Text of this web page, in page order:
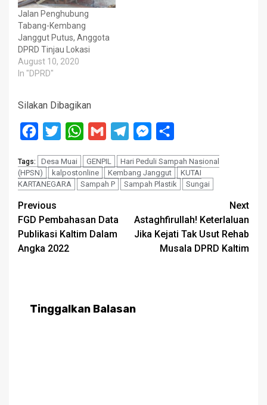
Jalan Penghubung
Tabang-Kembang
Janggut Putus, Anggota
DPRD Tinjau Lokasi
August 10, 2020
In "DPRD"
Silakan Dibagikan
Facebook
Twitter WhatsApp
Gmail TelegramMessenger
Tags: Desa Muai GENPIL
Hari Peduli Sampah Nasional
(HPSN)
kalpostonline Kembang Janggut
KUTAI
KARTANEGARA
Sampah P Sampah Plastik Sungai
Post
navigation
Previous
FGD Pembahasan Data
Publikasi Kaltim Dalam
Angka 2022
Next
Astaghfirullah! Keterlaluan
Jika Kejati Tak Usut Rehab
Musala DPRD Kaltim
Tinggalkan Balasan